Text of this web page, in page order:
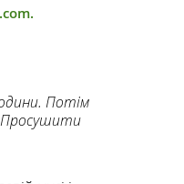
Потім
Просушити